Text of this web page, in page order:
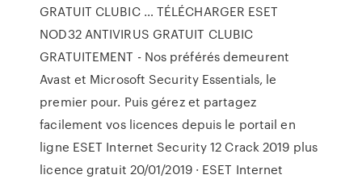
GRATUIT CLUBIC … TÉLÉCHARGER ESET
NOD32 ANTIVIRUS GRATUIT CLUBIC
GRATUITEMENT - Nos préférés demeurent
Avast et Microsoft Security Essentials, le
premier pour. Puis gérez et partagez
facilement vos licences depuis le portail en
ligne ESET Internet Security 12 Crack 2019 plus
licence gratuit 20/01/2019 · ESET Internet